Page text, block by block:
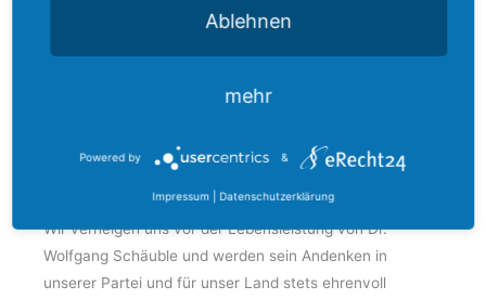
Seine Verdienste für unser Land sind zahlreich und
Bundesfinanzminister bewältigte er die schwerste
Bundestagspräsident repräsentierte er unser Parlament
mit Umsicht und Anspruch.
Wir verneigen uns vor der Lebensleistung von Dr.
Wolfgang Schäuble und werden sein Andenken in
unserer Partei und für unser Land stets ehrenvoll
Ablehnen
mehr
Powered by &
Impressum Datenschutzerklärung